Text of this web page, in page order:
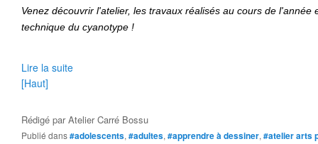
Venez découvrir l'atelier, les travaux réalisés au cours de l'année
technique du cyanotype !
Lire la suite
[Haut]
Rédigé parAtelier Carré Bossu
Publié dans#adolescents, #adultes, #apprendre à dessiner, #atelier arts